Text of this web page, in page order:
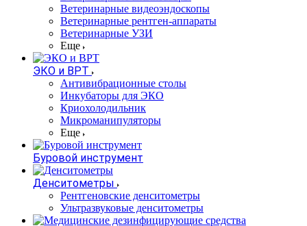
Ветеринарные видеоэндоскопы
Ветеринарные рентген-аппараты
Ветеринарные УЗИ
Еще
ЭКО и ВРТ
Антивибрационные столы
Инкубаторы для ЭКО
Криохолодильник
Микроманипуляторы
Еще
Буровой инструмент
Денситометры
Рентгеновские денситометры
Ультразвуковые денситометры